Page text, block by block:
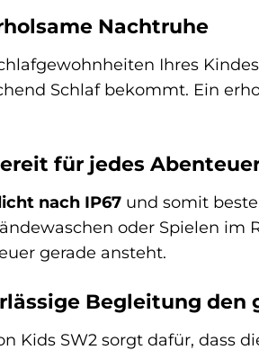
Nachtruhe
Ihres
Schlaf bekommt. Ein
für jedes
nach IP67 und somit
oder Spielen im
gerade ansteht.
Begleitung den
Kids SW2 sorgt dafür, dass